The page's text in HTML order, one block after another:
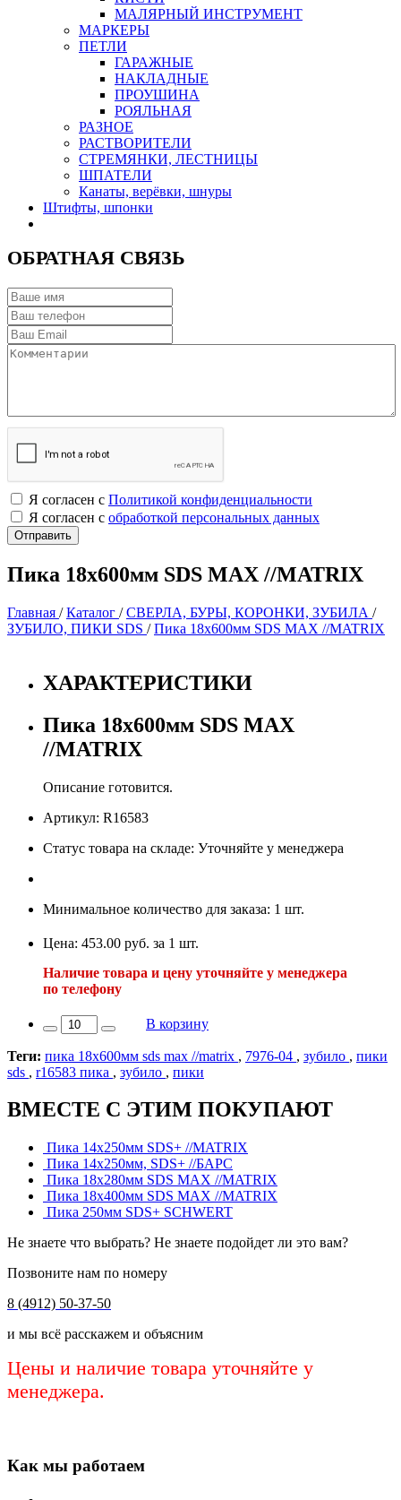
МАЛЯРНЫЙ ИНСТРУМЕНТ
МАРКЕРЫ
ПЕТЛИ
ГАРАЖНЫЕ
НАКЛАДНЫЕ
ПРОУШИНА
РОЯЛЬНАЯ
РАЗНОЕ
РАСТВОРИТЕЛИ
СТРЕМЯНКИ, ЛЕСТНИЦЫ
ШПАТЕЛИ
Канаты, верёвки, шнуры
Штифты, шпонки
ОБРАТНАЯ СВЯЗЬ
Я согласен с Политикой конфиденциальности
Я согласен с обработкой персональных данных
Пика 18х600мм SDS MAX //MATRIX
Главная /Каталог /СВЕРЛА, БУРЫ, КОРОНКИ, ЗУБИЛА /
ЗУБИЛО, ПИКИ SDS /Пика 18х600мм SDS MAX //MATRIX
ХАРАКТЕРИСТИКИ
Пика 18х600мм SDS MAX
//MATRIX
Описание готовится.
Артикул: R16583
Статус товара на складе: Уточняйте у менеджера
Минимальное количество для заказа: 1 шт.
Цена: 453.00 руб. за 1 шт.
Наличие товара и цену уточняйте у менеджера
по телефону
В корзину
Теги: пика 18х600мм sds max //matrix , 7976-04 , зубило , пики
sds , r16583 пика , зубило , пики
ВМЕСТЕ С ЭТИМ ПОКУПАЮТ
Пика 14х250мм SDS+ //MATRIX
Пика 14х250мм, SDS+ //БАРС
Пика 18х280мм SDS MAX //MATRIX
Пика 18х400мм SDS MAX //MATRIX
Пика 250мм SDS+ SCHWERT
Не знаете что выбрать? Не знаете подойдет ли это вам?
Позвоните нам по номеру
8 (4912) 50-37-50
и мы всё расскажем и объясним
Цены и наличие товара уточняйте у
менеджера.
Как мы работаем